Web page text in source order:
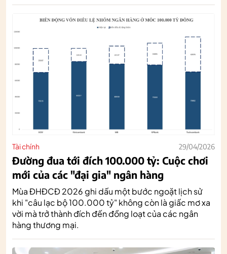
Tài chính 29/04/2026
Đường đua tới đích 100.000 tỷ: Cuộc chơi
mới của các "đại gia" ngân hàng
Mùa ĐHĐCĐ 2026 ghi dấu một bước ngoặt lịch sử
khi "câu lạc bộ 100.000 tỷ" không còn là giấc mơ xa
vời mà trở thành đích đến đồng loạt của các ngân
hàng thương mại.